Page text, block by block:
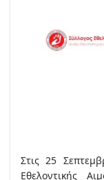
Στις 25
Εθελοντικής